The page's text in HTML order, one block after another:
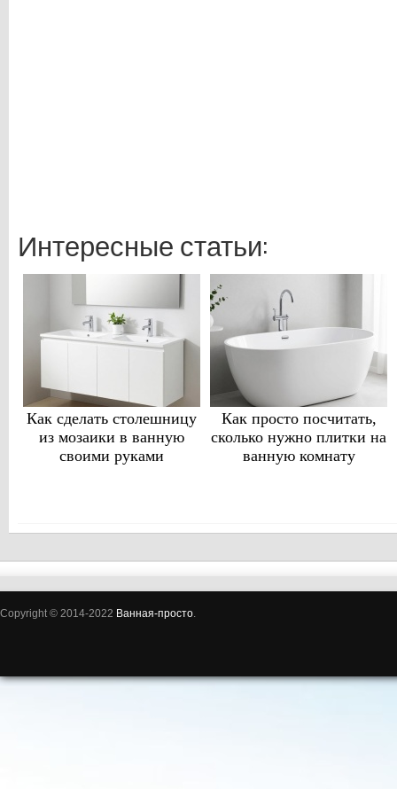
Интересные статьи:
Как сделать столешницу
из мозаики в ванную
своими руками
Как просто посчитать,
сколько нужно плитки на
ванную комнату
Copyright © 2014-2022 Ванная-просто.